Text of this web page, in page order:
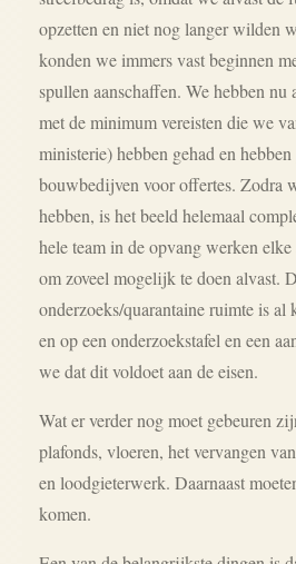
opzetten en niet nog langer wilden
konden we immers vast beginnen
spullen aanschaffen. We hebben nu
met de minimum vereisten die we
ministerie) hebben gehad en
bouwbedijven voor offertes. Zodra
hebben, is het beeld helemaal
hele team in de opvang werken
om zoveel mogelijk te doen alvast.
onderzoeks/quarantaine ruimte is al
en op een onderzoekstafel en een
we dat dit voldoet aan de eisen.
Wat er verder nog moet gebeuren
plafonds, vloeren, het vervangen
en loodgieterwerk. Daarnaast
komen.